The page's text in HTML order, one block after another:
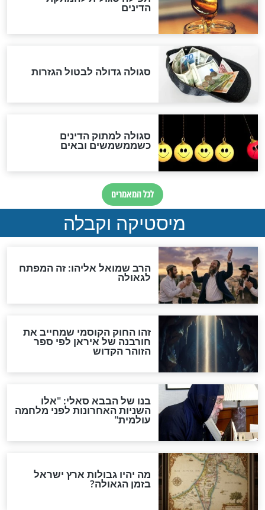
"מודה לקב"ה על כל השנים"
"נביא בעיר": מכירת המחלה
לגוי והוספת השם חזקיהו
לרפואת הרב דב הכהן קוק
לכל המאמרים
אחרית הימים
האם אפשר לחשב את הקץ?
מה יהיה בימות המשיח?
"לפני הגאולה תהיה אפיקורסות
והכחשה גדולה מאוד של
האמונה"